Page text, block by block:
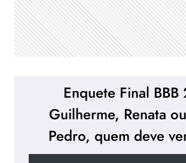
Enquete Final BBB
Guilherme, Renata
Pedro, quem deve